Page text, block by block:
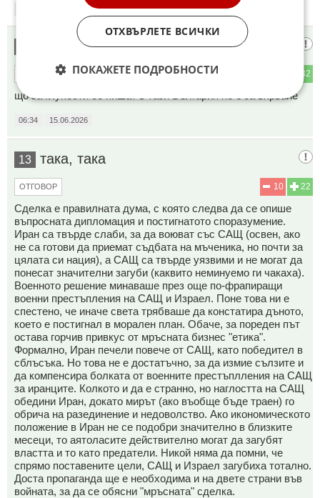
32
ОТГОВОР
що за глупости се пишат в тази България не е за вярване
06:34 15.06.2026
13 така, така
22
10
ОТГОВОР
Сделка е правилната дума, с която следва да се опише
въпросната дипломация и постигнатото споразумение.
Иран са твърде слаби, за да воюват със САЩ (освен, ако
не са готови да приемат съдбата на мъченика, но почти за
цялата си нация), а САЩ са твърде уязвими и не могат да
понесат значителни загуби (каквито неминуемо ги чакаха).
Военното решение минаваше през още по-фрапиращи
военни престъпления на САЩ и Израел. Поне това ни е
спестено, че иначе света трябваше да констатира дъното,
което е постигнал в морален план. Обаче, за пореден път
остава горчив привкус от мръсната бизнес "етика".
Формално, Иран печели повече от САЩ, като победител в
сблъсъка. Но това не е достатъчно, за да измие сълзите и
да компенсира болката от военните престъплления на САЩ
за иранците. Колкото и да е странно, но наглостта на САЩ
обедини Иран, докато мирът (ако въобще бъде траен) го
обрича на разединение и недоволство. Ако икономическото
положение в Иран не се подобри значително в близките
месеци, то аятоласите действително могат да загубят
властта и то като предатели. Никой няма да помни, че
спрямо поставените цели, САЩ и Израел загубиха тотално.
Доста пропаганда ще е необходима и на двете страни във
войната, за да се обясни "мръсната" сделка.
ОТХВЪРЛЕТЕ ВСИЧКИ
ПОКАЖЕТЕ ПОДРОБНОСТИ